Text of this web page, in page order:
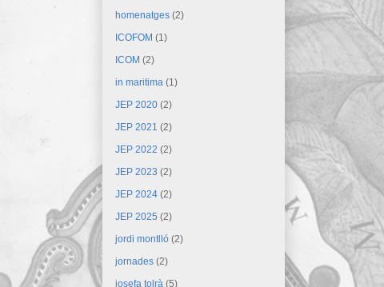
homenatges (2)
ICOFOM (1)
ICOM (2)
in maritima (1)
JEP 2020 (2)
JEP 2021 (2)
JEP 2022 (2)
JEP 2023 (2)
JEP 2024 (2)
JEP 2025 (2)
jordi montlló (2)
jornades (2)
josefa tolrà (5)